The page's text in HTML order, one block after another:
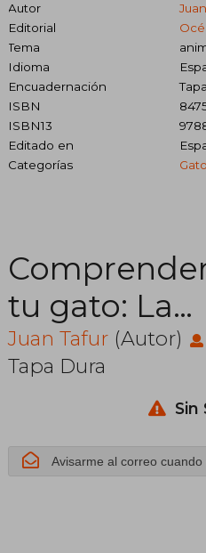
Autor
Editorial
Tema
Idioma
Encuadernación
ISBN
ISBN13
Editado en
Categorías
tu gato: La
guía
para cuidar,
entender a
Juan Tafur (Autor)
Tapa Dura
Sin
Avisarme al correo